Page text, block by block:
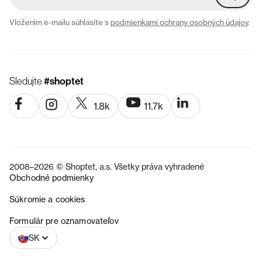
Vložením e-mailu súhlasíte spodmienkami ochrany osobných údajov.
Sledujte#shoptet
1.8k 11.7k
2008–2026 © Shoptet, a.s. Všetky práva vyhradené
Obchodné podmienky
Súkromie a cookies
Formulár pre oznamovateľov
SK